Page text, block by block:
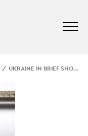
UKRAINE IN BRIEF SHORT #29